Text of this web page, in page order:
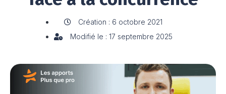
Création : 6 octobre 2021
Modifié le : 17 septembre 2025